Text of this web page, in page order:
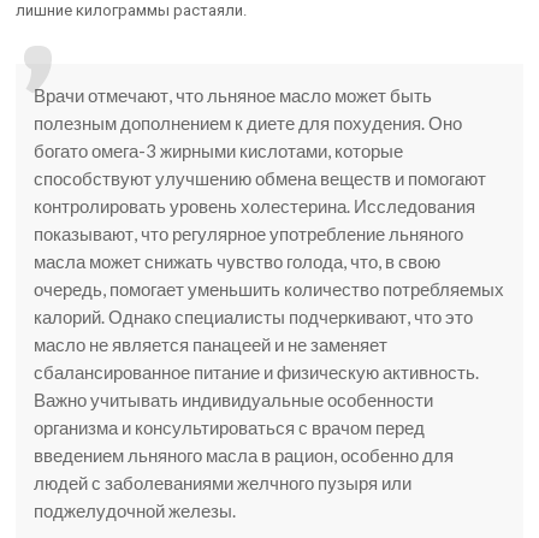
лишние килограммы растаяли.
Врачи отмечают, что льняное масло может быть
полезным дополнением к диете для похудения. Оно
богато омега-3 жирными кислотами, которые
способствуют улучшению обмена веществ и помогают
контролировать уровень холестерина. Исследования
показывают, что регулярное употребление льняного
масла может снижать чувство голода, что, в свою
очередь, помогает уменьшить количество потребляемых
калорий. Однако специалисты подчеркивают, что это
масло не является панацеей и не заменяет
сбалансированное питание и физическую активность.
Важно учитывать индивидуальные особенности
организма и консультироваться с врачом перед
введением льняного масла в рацион, особенно для
людей с заболеваниями желчного пузыря или
поджелудочной железы.